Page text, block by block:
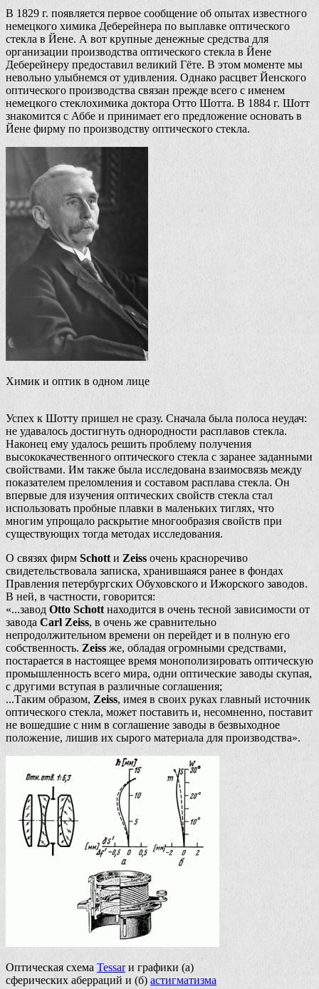
В 1829 г. появляется первое сообщение об опытах известного
немецкого химика Деберейнера по выплавке оптического
стекла в Йене. А вот крупные денежные средства для
организации производства оптического стекла в Йене
Деберейнеру предоставил великий Гёте. В этом моменте мы
невольно улыбнемся от удивления. Однако расцвет Йенского
оптического производства связан прежде всего с именем
немецкого стеклохимика доктора Отто Шотта. В 1884 г. Шотт
знакомится с Аббе и принимает его предложение основать в
Йене фирму по производству оптического стекла.
Химик и оптик в одном лице
Успех к Шотту пришел не сразу. Сначала была полоса неудач:
не удавалось достигнуть однородности расплавов стекла.
Наконец ему удалось решить проблему получения
высококачественного оптического стекла с заранее заданными
свойствами. Им также была исследована взаимосвязь между
показателем преломления и составом расплава стекла. Он
впервые для изучения оптических свойств стекла стал
использовать пробные плавки в маленьких тиглях, что
многим упрощало раскрытие многообразия свойств при
существующих тогда методах исследования.
О связях фирм Schott и Zeiss очень красноречиво
свидетельствовала записка, хранившаяся ранее в фондах
Правления петербургских Обуховского и Ижорского заводов.
В ней, в частности, говорится:
«...завод Otto Schott находится в очень тесной зависимости от
завода Сarl Zeiss, в очень же сравнительно
непродолжительном времени он перейдет и в полную его
собственность. Zeiss же, обладая огромными средствами,
постарается в настоящее время монополизировать оптическую
промышленность всего мира, одни оптические заводы скупая,
с другими вступая в различные соглашения;
...Таким образом, Zeiss, имея в своих руках главный источник
оптического стекла, может поставить и, несомненно, поставит
не вошедшие с ним в соглашение заводы в безвыходное
положение, лишив их сырого материала для производства».
Оптическая схема Tessarи графики (а)
сферических аберраций и (б) астигматизма